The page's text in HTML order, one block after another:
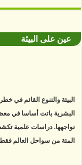
عين على البيئة